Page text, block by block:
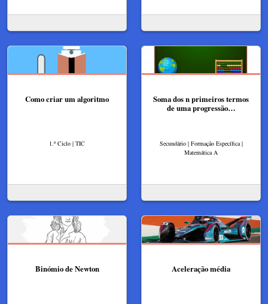
Como criar um algoritmo
1.º Ciclo | TIC
Soma dos n primeiros termos
de uma progressão…
Secundário | Formação Específica |
Matemática A
Binómio de Newton Aceleração média